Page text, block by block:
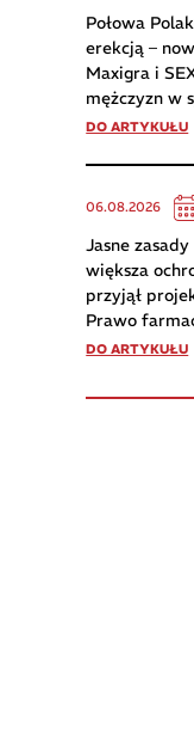
Połowa
erekcją –
Maxigra i
mężczyzn w
DO ARTYKUŁU
06.08.2026
Jasne
większa
przyjął
Prawo
DO ARTYKUŁU